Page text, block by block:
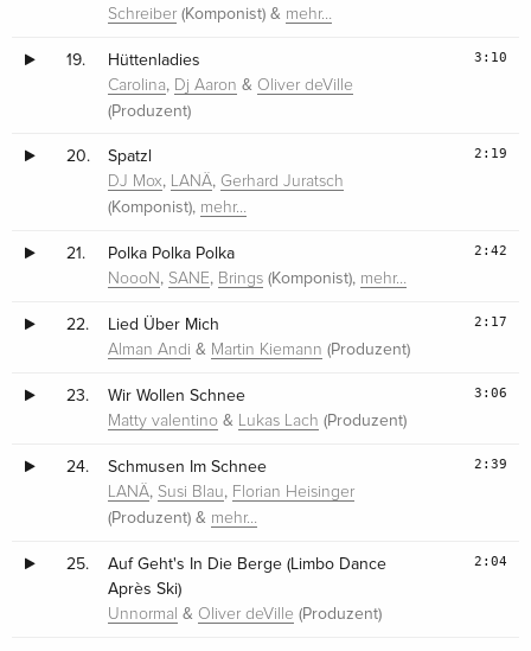
Schreiber (Komponist) & mehr…
19. Hüttenladies
Carolina, Dj Aaron & Oliver deVille
(Produzent)
3:10
20. Spatzl
DJ Mox, LANÄ, Gerhard Juratsch
(Komponist), mehr…
2:19
21. Polka Polka Polka
NoooN , SANE, Brings (Komponist), mehr…
2:42
22. Lied Über Mich
Alman Andi & Martin Kiemann (Produzent)
2:17
23. Wir Wollen Schnee
Matty valentino & Lukas Lach (Produzent)
3:06
24. Schmusen Im Schnee
LANÄ, Susi Blau, Florian Heisinger
(Produzent) & mehr…
2:39
25.
Auf Geht's In Die Berge (Limbo Dance
Après Ski)
Unnormal & Oliver deVille (Produzent)
2:04